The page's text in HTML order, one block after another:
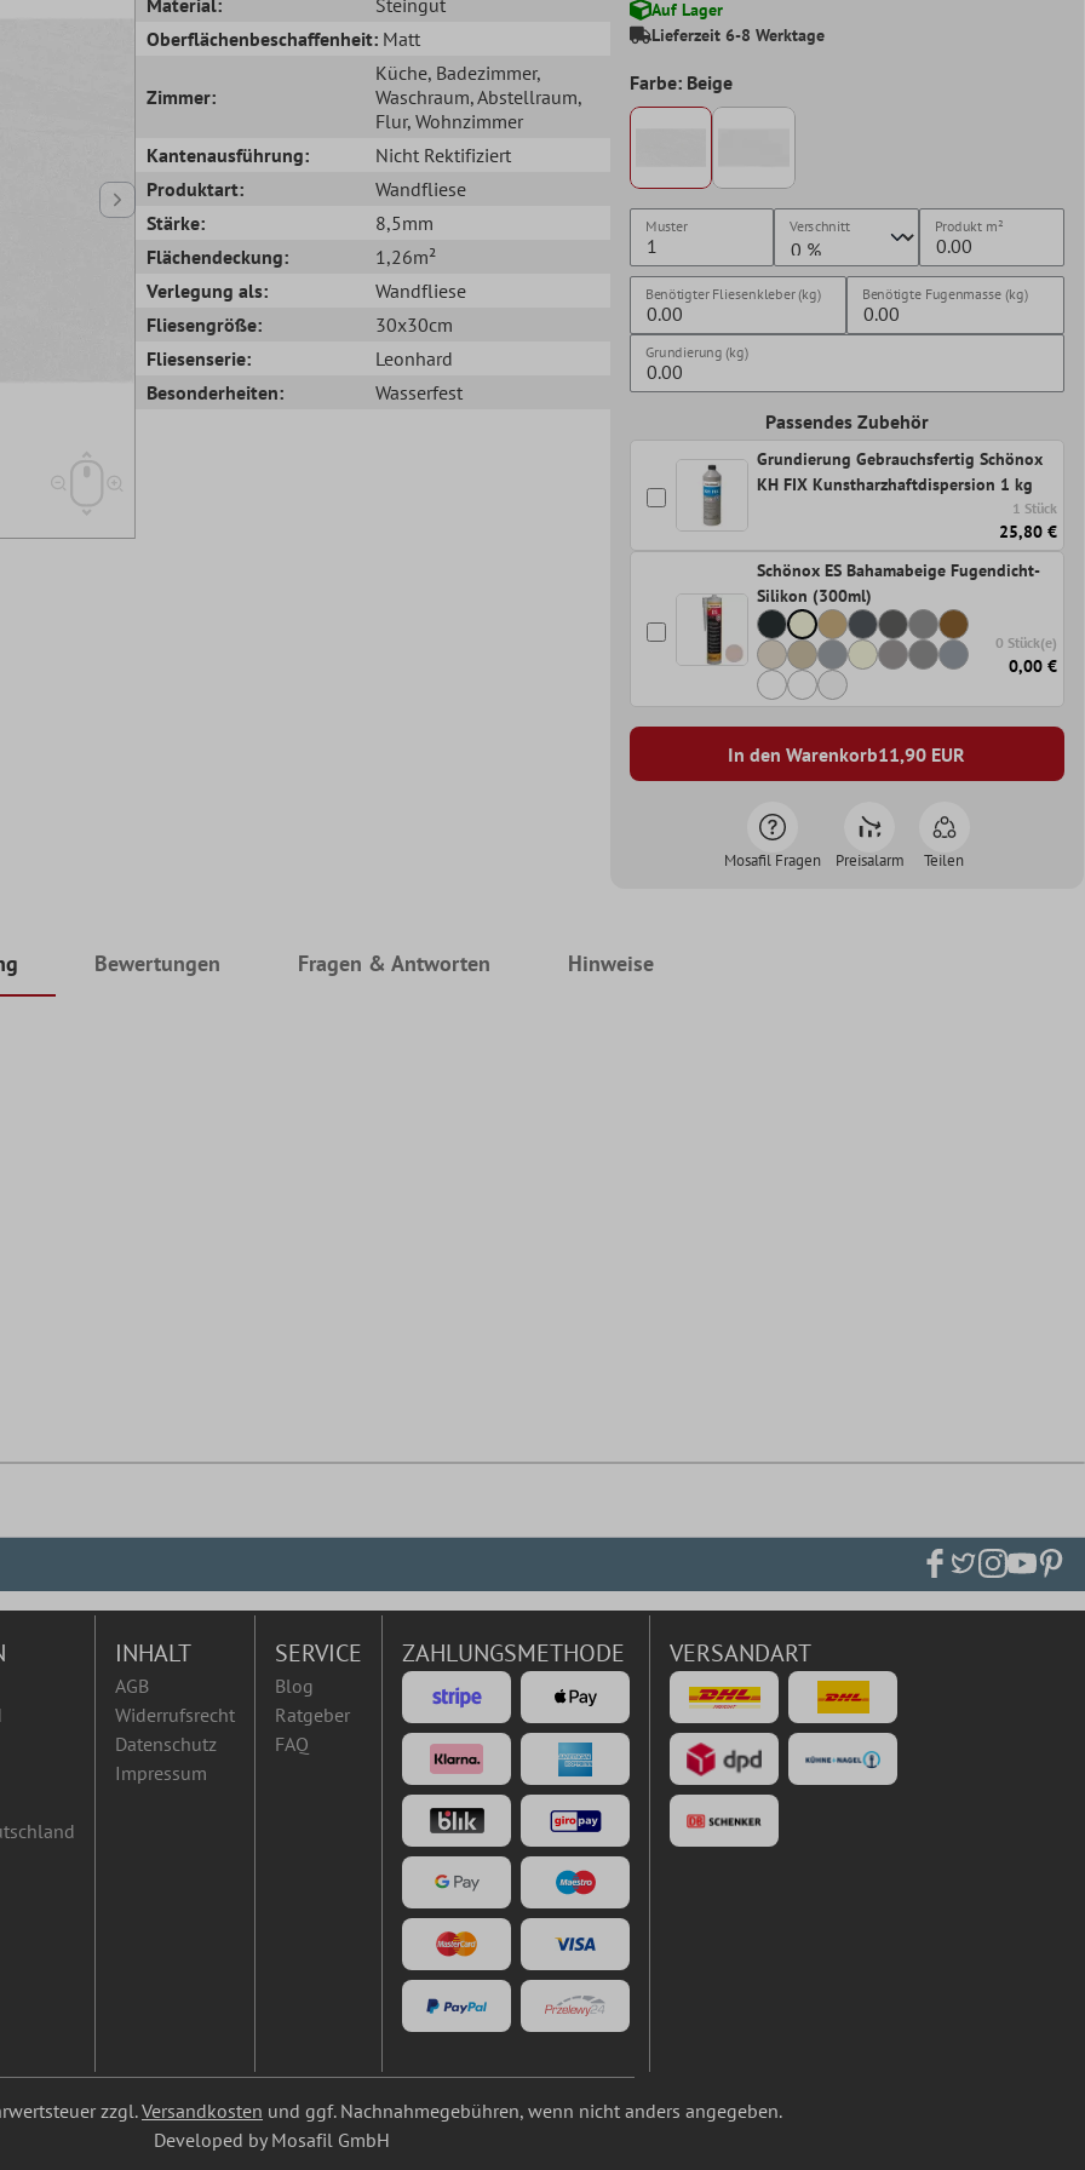
Oberflächenbeschaffenheit: Matt
Zimmer:
Küche, Badezimmer,
Waschraum, Abstellraum,
Flur, Wohnzimmer
Kantenausführung:
Nicht Rektifiziert
Produktart:
Wandfliese
Stärke:
8,5mm
Flächendeckung:
1,26m²
Verlegung als:
Wandfliese
Fliesengröße:
30x30cm
Fliesenserie:
Leonhard
Besonderheiten:
Wasserfest
Auf Lager
Lieferzeit 6-8 Werktage
Farbe: Beige
Muster Verschnitt Produkt m²
Benötigter Fliesenkleber (kg) Benötigte Fugenmasse (kg)
Grundierung (kg)
Passendes Zubehör
Grundierung Gebrauchsfertig Schönox
KH FIX Kunstharzhaftdispersion 1 kg
1 Stück
25,80 €
Schönox ES Bahamabeige Fugendicht-
Silikon (300ml)
0 Stück(e)
0,00 €
In den Warenkorb11,90 EUR
Mosafil Fragen Preisalarm Teilen
Bewertungen Fragen & Antworten Hinweise
INHALT
AGB
Widerrufsrecht
Datenschutz
Impressum
SERVICE
Blog
Ratgeber
FAQ
ZAHLUNGSMETHODE VERSANDART
zzgl.Versandkosten und ggf. Nachnahmegebühren, wenn nicht anders angegeben.
Developed by Mosafil GmbH